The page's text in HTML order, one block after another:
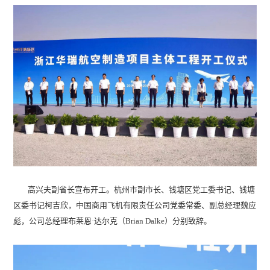
高兴夫副省长宣布开工。杭州市副市长、钱塘区党工委书记、钱塘
区委书记柯吉欣，中国商用飞机有限责任公司党委常委、副总经理魏应
彪，公司总经理布莱恩·达尔克（Brian Dalke）分别致辞。